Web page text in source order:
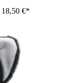
18,50 €*